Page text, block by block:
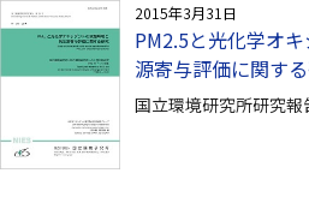
2015年3月31日
PM2.5と光化学オ
源寄与評価に関す
国立環境研究所研究